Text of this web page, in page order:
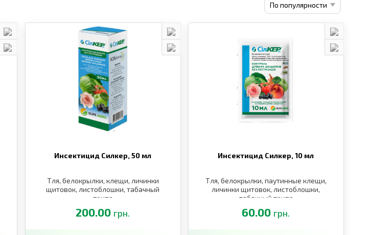
Инсектицид Силкер, 50 мл
Тля, белокрылки, клещи, личинки
щитовок, листоблошки, табачный
трипс
200.00 грн.
Инсектицид Силкер,10 мл
Тля, белокрылки, паутинные клещи,
личинки щитовок, листоблошки,
табачный трипс
60.00 грн.